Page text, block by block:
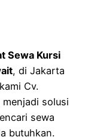
Sewa Kursi
, di Jakarta
Cv.
solusi
sewa
butuhkan.